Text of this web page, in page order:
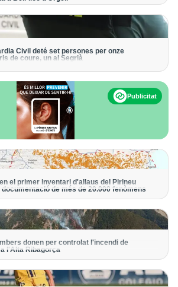
Civil deté set persones per onze
de coure, un al Segrià
Publicitat
el primer inventari d'allaus del Pirineu
documentació de més de 20.000 fenòmens
l'Institut Cartogràfic i Geològic de Catalunya, amb
donen per controlat l'incendi de
l'Alta Ribagorça
la vigilància de la zona amb drons i mitjans aeris